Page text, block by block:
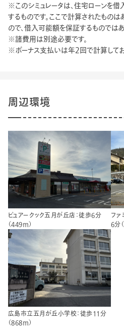
※このシミュレータは、住宅ローンを
するものです。ここで計算されたもの
ので、借入可能額を保証するものではあ
※諸費用は別途必要です。
※ボーナス支払いは年2回で計算してお
周辺環境
ピュアークック五月が丘店：徒歩6分
（449ｍ）
フ
6分
広島市立五月が丘小学校：徒歩11分
（868ｍ）